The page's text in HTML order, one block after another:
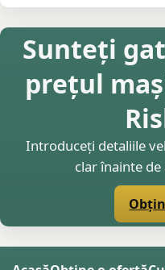
Sunteți
prețul
Introduceți detaliile
clar înainte